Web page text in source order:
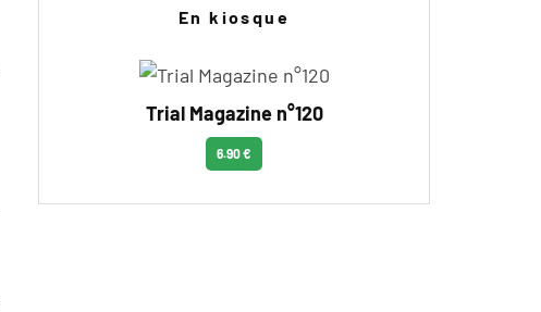
En kiosque
Trial Magazine n°120
6.90 €